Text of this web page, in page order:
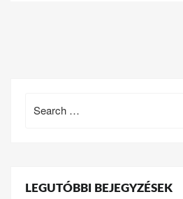
for:
LEGUTÓBBI BEJEGYZÉSEK